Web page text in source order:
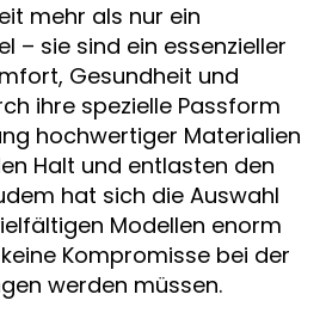
mehr als nur ein
– sie sind ein essenzieller
Gesundheit und
ihre spezielle Passform
hochwertiger Materialien
Halt und entlasten den
hat sich die Auswahl
Modellen enorm
Kompromisse bei der
werden müssen.